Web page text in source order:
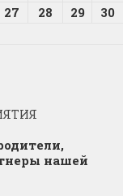
27 28 29
30
нашей